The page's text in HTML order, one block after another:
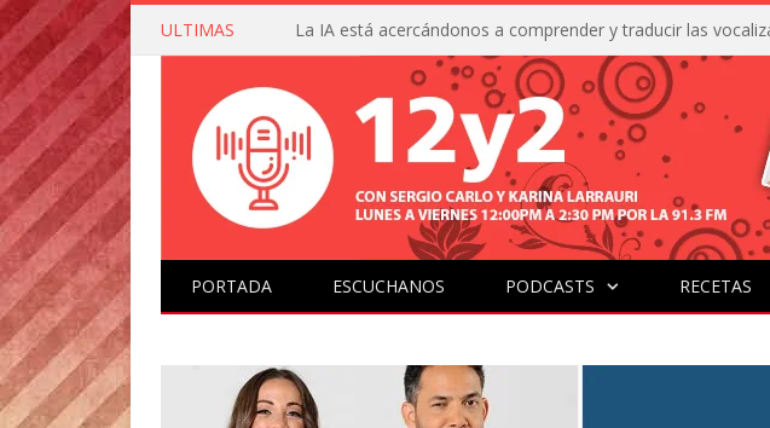
ULTIMAS
PORTADA ESCUCHANOS PODCASTS RECETAS